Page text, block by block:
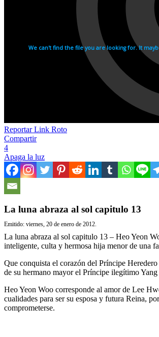
Reportar Link Roto
Compartir
4
Apaga la luz
La luna abraza al sol capitulo 13
Emitido: viernes, 20 de enero de 2012.
La luna abraza al sol capitulo 13 – Heo Yeon
inteligente, culta y hermosa hija menor de una
Que conquista el corazón del Príncipe
de su hermano mayor el Príncipe ilegítimo
Heo Yeon Woo corresponde al amor de Lee
cualidades para ser su esposa y futura Reina,
comprometerse.